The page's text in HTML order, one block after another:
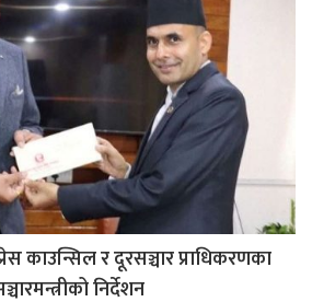
काउन्सिल र दूरसञ्चार प्राधिकरणका
निर्देशन